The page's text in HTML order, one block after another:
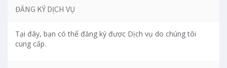
ĐĂNG KÝ DỊCH VỤ
Tại đây, bạn có thể đăng ký được Dịch vụ do chúng tôi
cung cấp.